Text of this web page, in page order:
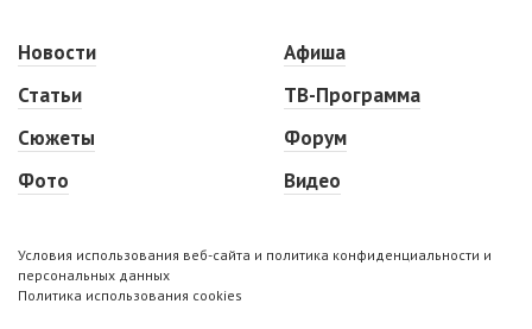
Новости
Статьи
Сюжеты
Фото
Афиша
ТВ-Программа
Форум
Видео
Условия использования веб-сайта и политика конфиденциальности и
персональных данных
Политика использования cookies